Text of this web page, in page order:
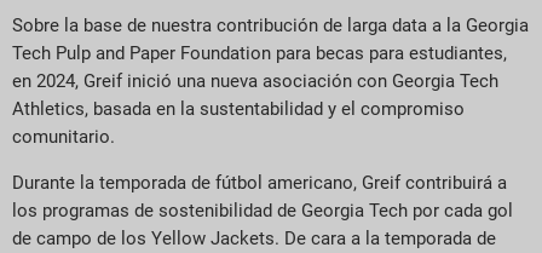
Sobre la base de nuestra contribución de larga data a la Georgia
Tech Pulp and Paper Foundation para becas para estudiantes,
en 2024, Greif inició una nueva asociación con Georgia Tech
Athletics, basada en la sustentabilidad y el compromiso
comunitario.
Durante la temporada de fútbol americano, Greif contribuirá a
los programas de sostenibilidad de Georgia Tech por cada gol
de campo de los Yellow Jackets. De cara a la temporada de